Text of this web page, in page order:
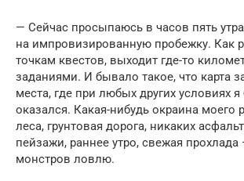
— Сейчас просыпаюсь в часов пять
на импровизированную пробежку. Как
точкам квестов, выходит где-то
заданиями. И бывало такое, что карта
места, где при любых других условиях
оказался. Какая-нибудь окраина моего
леса, грунтовая дорога, никаких
пейзажи, раннее утро, свежая
монстров ловлю.